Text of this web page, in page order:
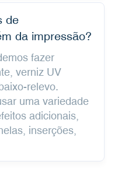
de
da impressão?
fazer
verniz UV
relevo.
uma variedade
adicionais,
inserções,